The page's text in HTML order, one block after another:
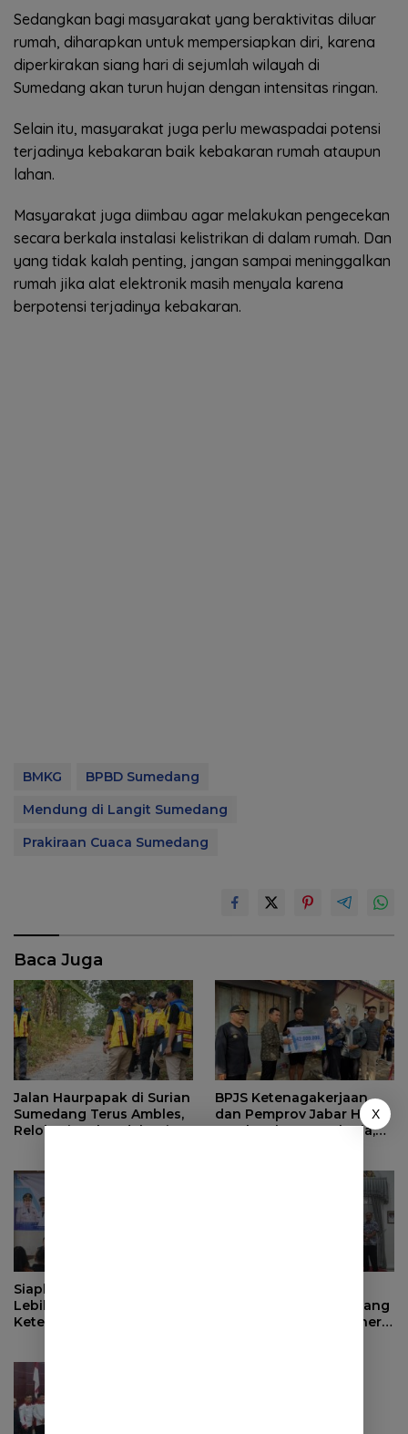
Sedangkan bagi masyarakat yang beraktivitas diluar
rumah, diharapkan untuk mempersiapkan diri, karena
diperkirakan siang hari di sejumlah wilayah di
Sumedang akan turun hujan dengan intensitas ringan.
Selain itu, masyarakat juga perlu mewaspadai potensi
terjadinya kebakaran baik kebakaran rumah ataupun
lahan.
Masyarakat juga diimbau agar melakukan pengecekan
secara berkala instalasi kelistrikan di dalam rumah. Dan
yang tidak kalah penting, jangan sampai meninggalkan
rumah jika alat elektronik masih menyala karena
berpotensi terjadinya kebakaran.
BMKG
BPBD Sumedang
Mendung di Langit Sumedang
Prakiraan Cuaca Sumedang
Baca Juga
Jalan Haurpapak di Surian
Sumedang Terus Ambles,
Relokasi Terkendala Izin
BPJS Ketenagakerjaan
dan Pemprov Jabar Hadir
untuk Keluarga Pekerja,
Siapkan Masa Depan yang
Lebih Baik, BPJS
Ketenagakerjaan Tutup
Daerah, Bupati Sumedang
Minta OPD Perkuat Sinergi
X